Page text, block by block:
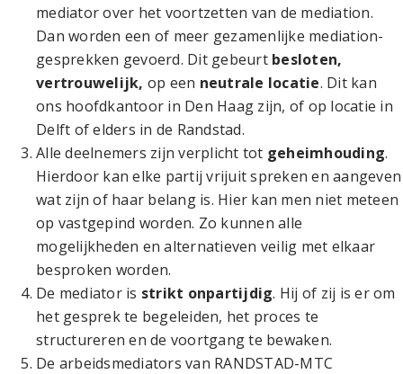
mediator over het voortzetten van de mediation.
Dan worden een of meer gezamenlijke mediation-
gesprekken gevoerd. Dit gebeurt besloten,
vertrouwelijk, op een neutrale locatie. Dit kan
ons hoofdkantoor in Den Haag zijn, of op locatie in
Delft of elders in de Randstad.
Alle deelnemers zijn verplicht tot geheimhouding.
Hierdoor kan elke partij vrijuit spreken en aangeven
wat zijn of haar belang is. Hier kan men niet meteen
op vastgepind worden. Zo kunnen alle
mogelijkheden en alternatieven veilig met elkaar
besproken worden.
De mediator is strikt onpartijdig. Hij of zij is er om
het gesprek te begeleiden, het proces te
structureren en de voortgang te bewaken.
De arbeidsmediators van RANDSTAD-MTC